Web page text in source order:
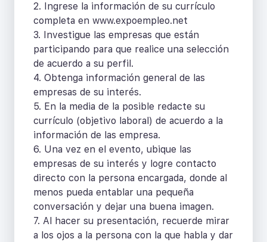
2. Ingrese la información de su currículo
completa en www.expoempleo.net
3. Investigue las empresas que están
participando para que realice una selección
de acuerdo a su perfil.
4. Obtenga información general de las
empresas de su interés.
5. En la media de la posible redacte su
currículo (objetivo laboral) de acuerdo a la
información de las empresa.
6. Una vez en el evento, ubique las
empresas de su interés y logre contacto
directo con la persona encargada, donde al
menos pueda entablar una pequeña
conversación y dejar una buena imagen.
7. Al hacer su presentación, recuerde mirar
a los ojos a la persona con la que habla y dar